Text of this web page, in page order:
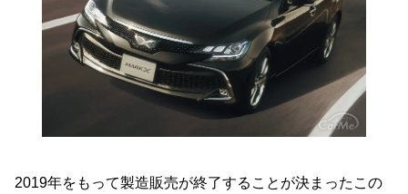
2019年をもって製造販売が終了することが決まったこの